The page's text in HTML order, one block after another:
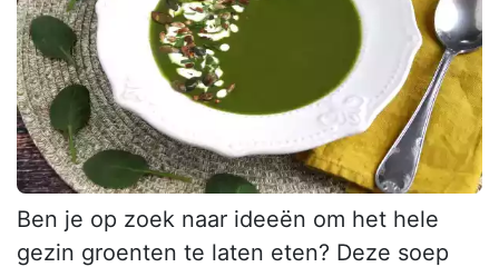
Ben je op zoek naar ideeën om het hele
gezin groenten te laten eten? Deze soep